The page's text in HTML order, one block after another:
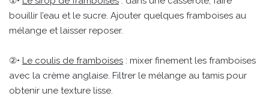
bouillir l’eau et le sucre. Ajouter quelques framboises au
mélange et laisser reposer.
②• Le coulis de framboises : mixer finement les framboises
avec la crème anglaise. Filtrer le mélange au tamis pour
obtenir une texture lisse.